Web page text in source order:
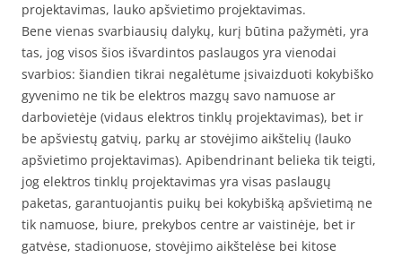
projektavimas, lauko apšvietimo projektavimas.
Bene vienas svarbiausių dalykų, kurį būtina pažymėti, yra
tas, jog visos šios išvardintos paslaugos yra vienodai
svarbios: šiandien tikrai negalėtume įsivaizduoti kokybiško
gyvenimo ne tik be elektros mazgų savo namuose ar
darbovietėje (vidaus elektros tinklų projektavimas), bet ir
be apšviestų gatvių, parkų ar stovėjimo aikštelių (lauko
apšvietimo projektavimas). Apibendrinant belieka tik teigti,
jog elektros tinklų projektavimas yra visas paslaugų
paketas, garantuojantis puikų bei kokybišką apšvietimą ne
tik namuose, biure, prekybos centre ar vaistinėje, bet ir
gatvėse, stadionuose, stovėjimo aikštelėse bei kitose